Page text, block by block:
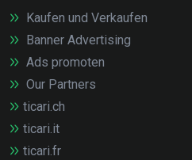
Kaufen und Verkaufen
Banner Advertising
Ads promoten
Our Partners
ticari.ch
ticari.it
ticari.fr